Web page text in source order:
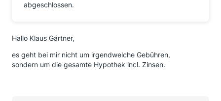
abgeschlossen.
Hallo Klaus Gärtner,
es geht bei mir nicht um irgendwelche Gebühren,
sondern um die gesamte Hypothek incl. Zinsen.